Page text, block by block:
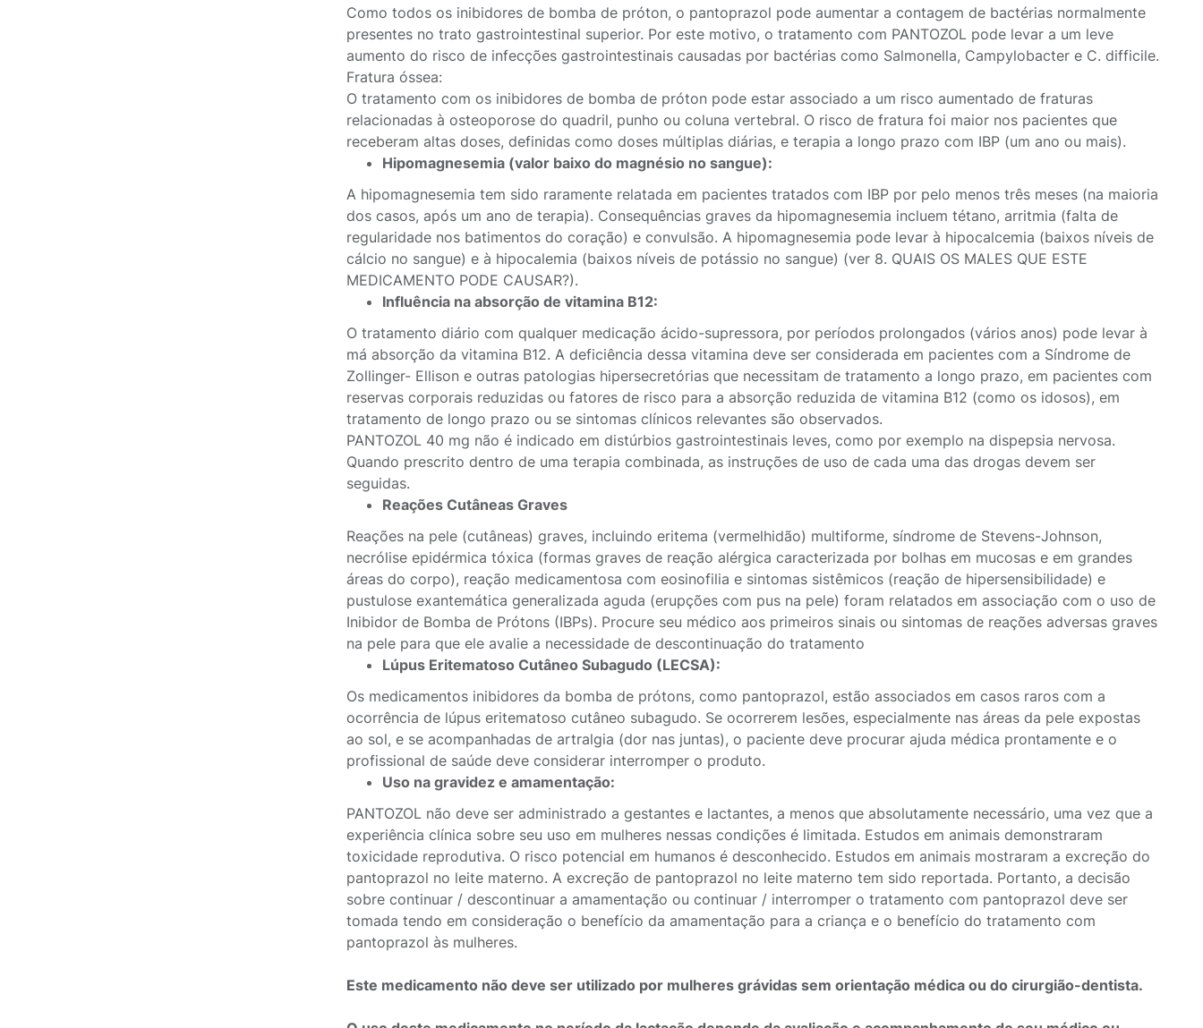
Como todos os inibidores de bomba de próton, o pantoprazol pode aumentar a contagem de bactérias normalmente
presentes no trato gastrointestinal superior. Por este motivo, o tratamento com PANTOZOL pode levar a um leve
aumento do risco de infecções gastrointestinais causadas por bactérias como Salmonella, Campylobacter e C. difficile.
Fratura óssea:
O tratamento com os inibidores de bomba de próton pode estar associado a um risco aumentado de fraturas
relacionadas à osteoporose do quadril, punho ou coluna vertebral. O risco de fratura foi maior nos pacientes que
receberam altas doses, definidas como doses múltiplas diárias, e terapia a longo prazo com IBP (um ano ou mais).
Hipomagnesemia (valor baixo do magnésio no sangue):
A hipomagnesemia tem sido raramente relatada em pacientes tratados com IBP por pelo menos três meses (na maioria
dos casos, após um ano de terapia). Consequências graves da hipomagnesemia incluem tétano, arritmia (falta de
regularidade nos batimentos do coração) e convulsão. A hipomagnesemia pode levar à hipocalcemia (baixos níveis de
cálcio no sangue) e à hipocalemia (baixos níveis de potássio no sangue) (ver 8. QUAIS OS MALES QUE ESTE
MEDICAMENTO PODE CAUSAR?).
Influência na absorção de vitamina B12:
O tratamento diário com qualquer medicação ácido-supressora, por períodos prolongados (vários anos) pode levar à
má absorção da vitamina B12. A deficiência dessa vitamina deve ser considerada em pacientes com a Síndrome de
Zollinger- Ellison e outras patologias hipersecretórias que necessitam de tratamento a longo prazo, em pacientes com
reservas corporais reduzidas ou fatores de risco para a absorção reduzida de vitamina B12 (como os idosos), em
tratamento de longo prazo ou se sintomas clínicos relevantes são observados.
PANTOZOL 40 mg não é indicado em distúrbios gastrointestinais leves, como por exemplo na dispepsia nervosa.
Quando prescrito dentro de uma terapia combinada, as instruções de uso de cada uma das drogas devem ser
seguidas.
Reações Cutâneas Graves
Reações na pele (cutâneas) graves, incluindo eritema (vermelhidão) multiforme, síndrome de Stevens-Johnson,
necrólise epidérmica tóxica (formas graves de reação alérgica caracterizada por bolhas em mucosas e em grandes
áreas do corpo), reação medicamentosa com eosinofilia e sintomas sistêmicos (reação de hipersensibilidade) e
pustulose exantemática generalizada aguda (erupções com pus na pele) foram relatados em associação com o uso de
Inibidor de Bomba de Prótons (IBPs). Procure seu médico aos primeiros sinais ou sintomas de reações adversas graves
na pele para que ele avalie a necessidade de descontinuação do tratamento
Lúpus Eritematoso Cutâneo Subagudo (LECSA):
Os medicamentos inibidores da bomba de prótons, como pantoprazol, estão associados em casos raros com a
ocorrência de lúpus eritematoso cutâneo subagudo. Se ocorrerem lesões, especialmente nas áreas da pele expostas
ao sol, e se acompanhadas de artralgia (dor nas juntas), o paciente deve procurar ajuda médica prontamente e o
profissional de saúde deve considerar interromper o produto.
Uso na gravidez e amamentação:
PANTOZOL não deve ser administrado a gestantes e lactantes, a menos que absolutamente necessário, uma vez que a
experiência clínica sobre seu uso em mulheres nessas condições é limitada. Estudos em animais demonstraram
toxicidade reprodutiva. O risco potencial em humanos é desconhecido. Estudos em animais mostraram a excreção do
pantoprazol no leite materno. A excreção de pantoprazol no leite materno tem sido reportada. Portanto, a decisão
sobre continuar / descontinuar a amamentação ou continuar / interromper o tratamento com pantoprazol deve ser
tomada tendo em consideração o benefício da amamentação para a criança e o benefício do tratamento com
pantoprazol às mulheres.
Este medicamento não deve ser utilizado por mulheres grávidas sem orientação médica ou do cirurgião-dentista.